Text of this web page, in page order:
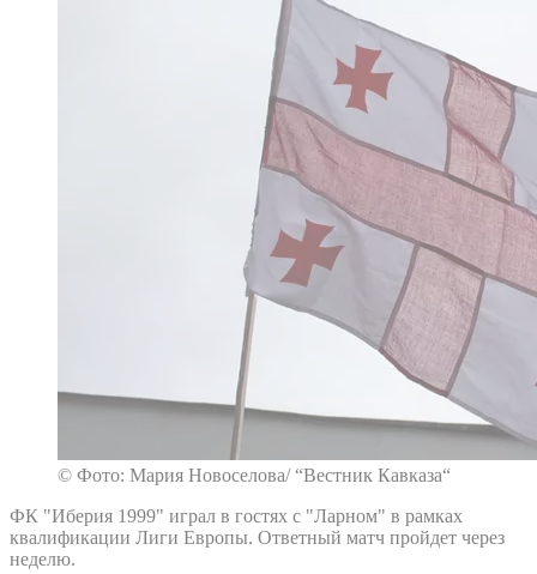
© Фото: Мария Новоселова/ “Вестник Кавказа“
ФК "Иберия 1999" играл в гостях с "Ларном" в рамках
квалификации Лиги Европы. Ответный матч пройдет через
неделю.